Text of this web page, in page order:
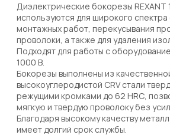
Диэлектрические бокорезы REXANT
используются для широкого спектра
монтажных работ, перекусывания
проволоки, а также для удаления
Подходят для работы с
1000 В.
Бокорезы выполнены из
высокоуглеродистой CRV стали
режущими кромками до 62 HRС,
мягкую и твердую проволоку без
Благодаря высокому качеству
имеет долгий срок службы.